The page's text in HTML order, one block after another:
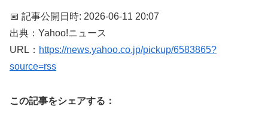
📅 記事公開日時: 2026-06-11 20:07
出典：Yahoo!ニュース
URL： https://news.yahoo.co.jp/pickup/6583865?
source=rss
この記事をシェアする：